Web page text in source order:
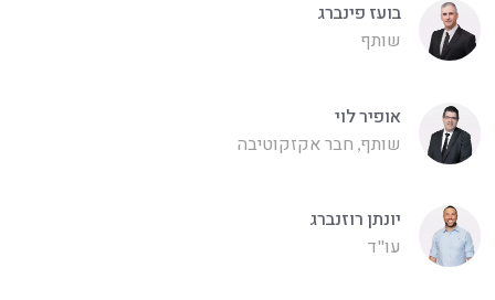
בועז פינברג
שותף
אופיר לוי
שותף, חבר אקזקוטיבה
יונתן רוזנברג
עו"ד